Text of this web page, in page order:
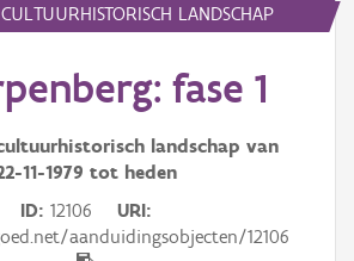
LANDSCHAP
fase 1
landschap van
11-1979 tot heden
ID 12106
URI
aanduidingsobjecten/12106